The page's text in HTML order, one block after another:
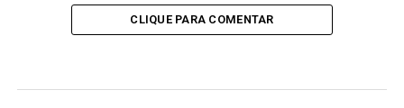
CLIQUE PARA COMENTAR